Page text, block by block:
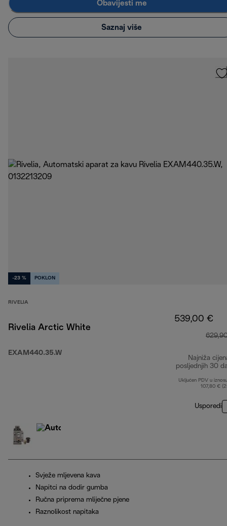
Obavijesti me
Saznaj više
-23 % POKLON
RIVELIA
Rivelia Arctic White
EXAM440.35.W
539,00 €
Najniža
posljednjih 30
Uključen PDV u
107,80 €
Usporedi
Svježe mljevena kava
Napitci na dodir gumba
Ručna priprema mliječne pjene
Raznolikost napitaka